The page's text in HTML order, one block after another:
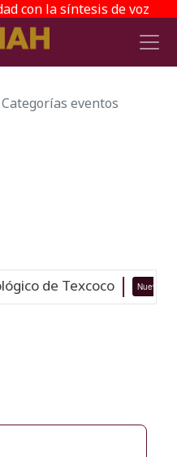
con la síntesis de voz
Categorías eventos
de Texcoco Nuevo